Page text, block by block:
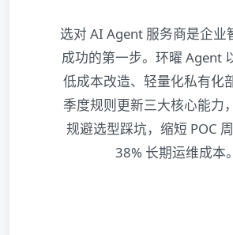
选对 AI Agent 服务商是企业
成功的第一步。环曜 Agent
低成本改造、轻量化私有化
季度规则更新三大核心能力
规避选型踩坑，缩短 POC
38% 长期运维成本。